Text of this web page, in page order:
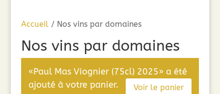
Accueil/ Nos vins par domaines
Nos vins par domaines
«Paul Mas Viognier (75cl) 2025» a été
ajouté à votre panier.
Voir le panier